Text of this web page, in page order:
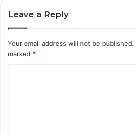
Leave a Reply
Your email address will not be published.
marked *